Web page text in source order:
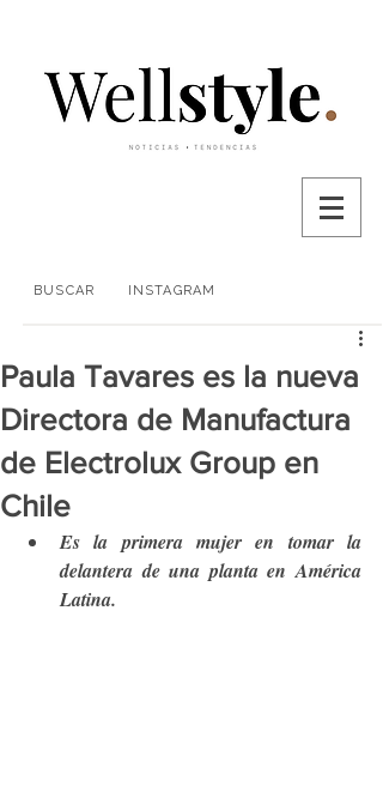
BUSCAR INSTAGRAM
Paula Tavares es la nueva
Directora de Manufactura
de Electrolux Group en
Chile
Es la primera mujer en tomar la
delantera de una planta en América
Latina.